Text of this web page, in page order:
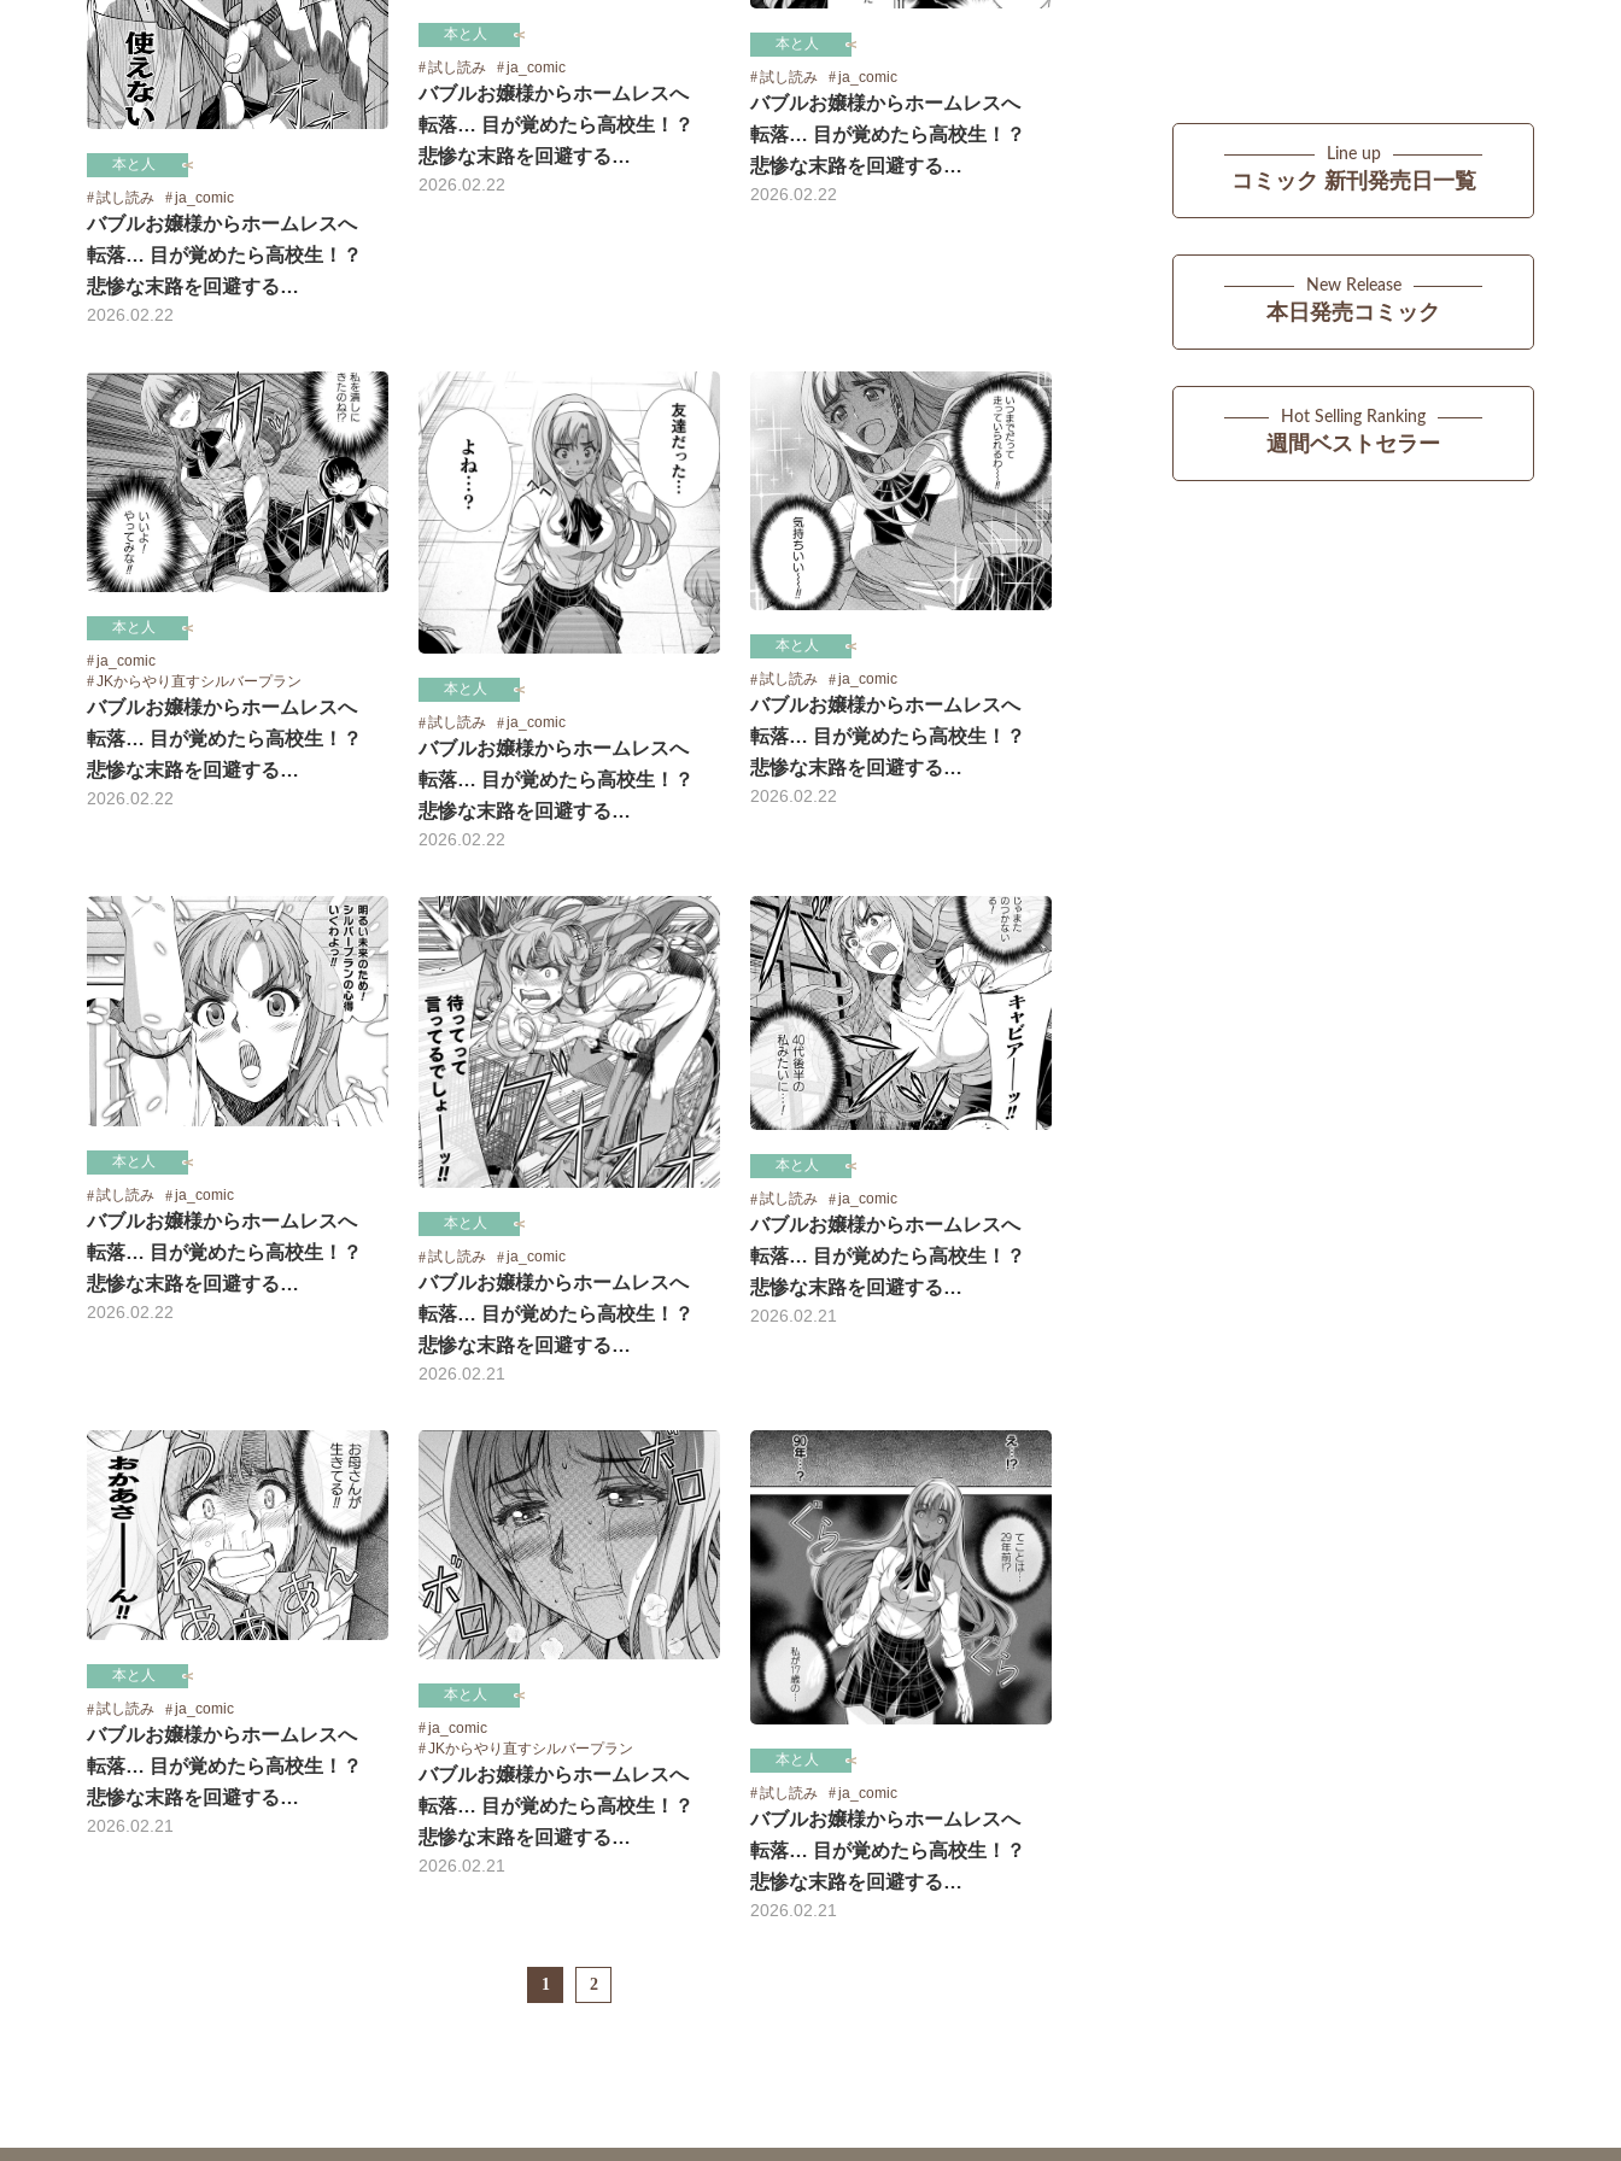
本と人
試し読み
ja_comic
バブルお嬢様からホームレスへ
転落… 目が覚めたら高校生！？
悲惨な末路を回避する…
2026.02.22
本と人
試し読み
ja_comic
バブルお嬢様からホームレスへ
転落… 目が覚めたら高校生！？
悲惨な末路を回避する…
2026.02.22
本と人
試し読み
ja_comic
バブルお嬢様からホームレスへ
転落… 目が覚めたら高校生！？
悲惨な末路を回避する…
2026.02.22
本と人
ja_comic
JKからやり直すシルバープラン
バブルお嬢様からホームレスへ
転落… 目が覚めたら高校生！？
悲惨な末路を回避する…
2026.02.22
本と人
試し読み
ja_comic
バブルお嬢様からホームレスへ
転落… 目が覚めたら高校生！？
悲惨な末路を回避する…
2026.02.22
本と人
試し読み
ja_comic
バブルお嬢様からホームレスへ
転落… 目が覚めたら高校生！？
悲惨な末路を回避する…
2026.02.22
本と人
試し読み
ja_comic
バブルお嬢様からホームレスへ
転落… 目が覚めたら高校生！？
悲惨な末路を回避する…
2026.02.22
本と人
試し読み
ja_comic
バブルお嬢様からホームレスへ
転落… 目が覚めたら高校生！？
悲惨な末路を回避する…
2026.02.21
本と人
試し読み
ja_comic
バブルお嬢様からホームレスへ
転落… 目が覚めたら高校生！？
悲惨な末路を回避する…
2026.02.21
本と人
試し読み
ja_comic
バブルお嬢様からホームレスへ
転落… 目が覚めたら高校生！？
悲惨な末路を回避する…
2026.02.21
本と人
ja_comic
JKからやり直すシルバープラン
バブルお嬢様からホームレスへ
転落… 目が覚めたら高校生！？
悲惨な末路を回避する…
2026.02.21
本と人
試し読み
ja_comic
バブルお嬢様からホームレスへ
転落… 目が覚めたら高校生！？
悲惨な末路を回避する…
2026.02.21
1 2
Line up
コミック 新刊発売日一覧
New Release
本日発売コミック
Hot Selling Ranking
週間ベストセラー